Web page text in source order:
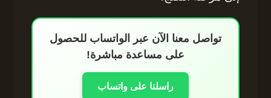
تواصل معنا الآن عبر الواتساب للحصول
على مساعدة مباشرة!
راسلنا على واتساب